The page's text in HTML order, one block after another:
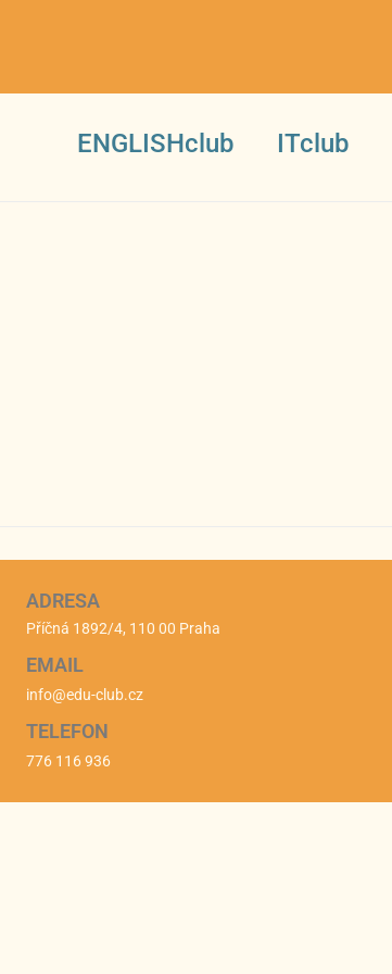
ENGLISHclub ITclub
ADRESA
Příčná 1892/4, 110 00 Praha
EMAIL
info@edu-club.cz
TELEFON
776 116 936